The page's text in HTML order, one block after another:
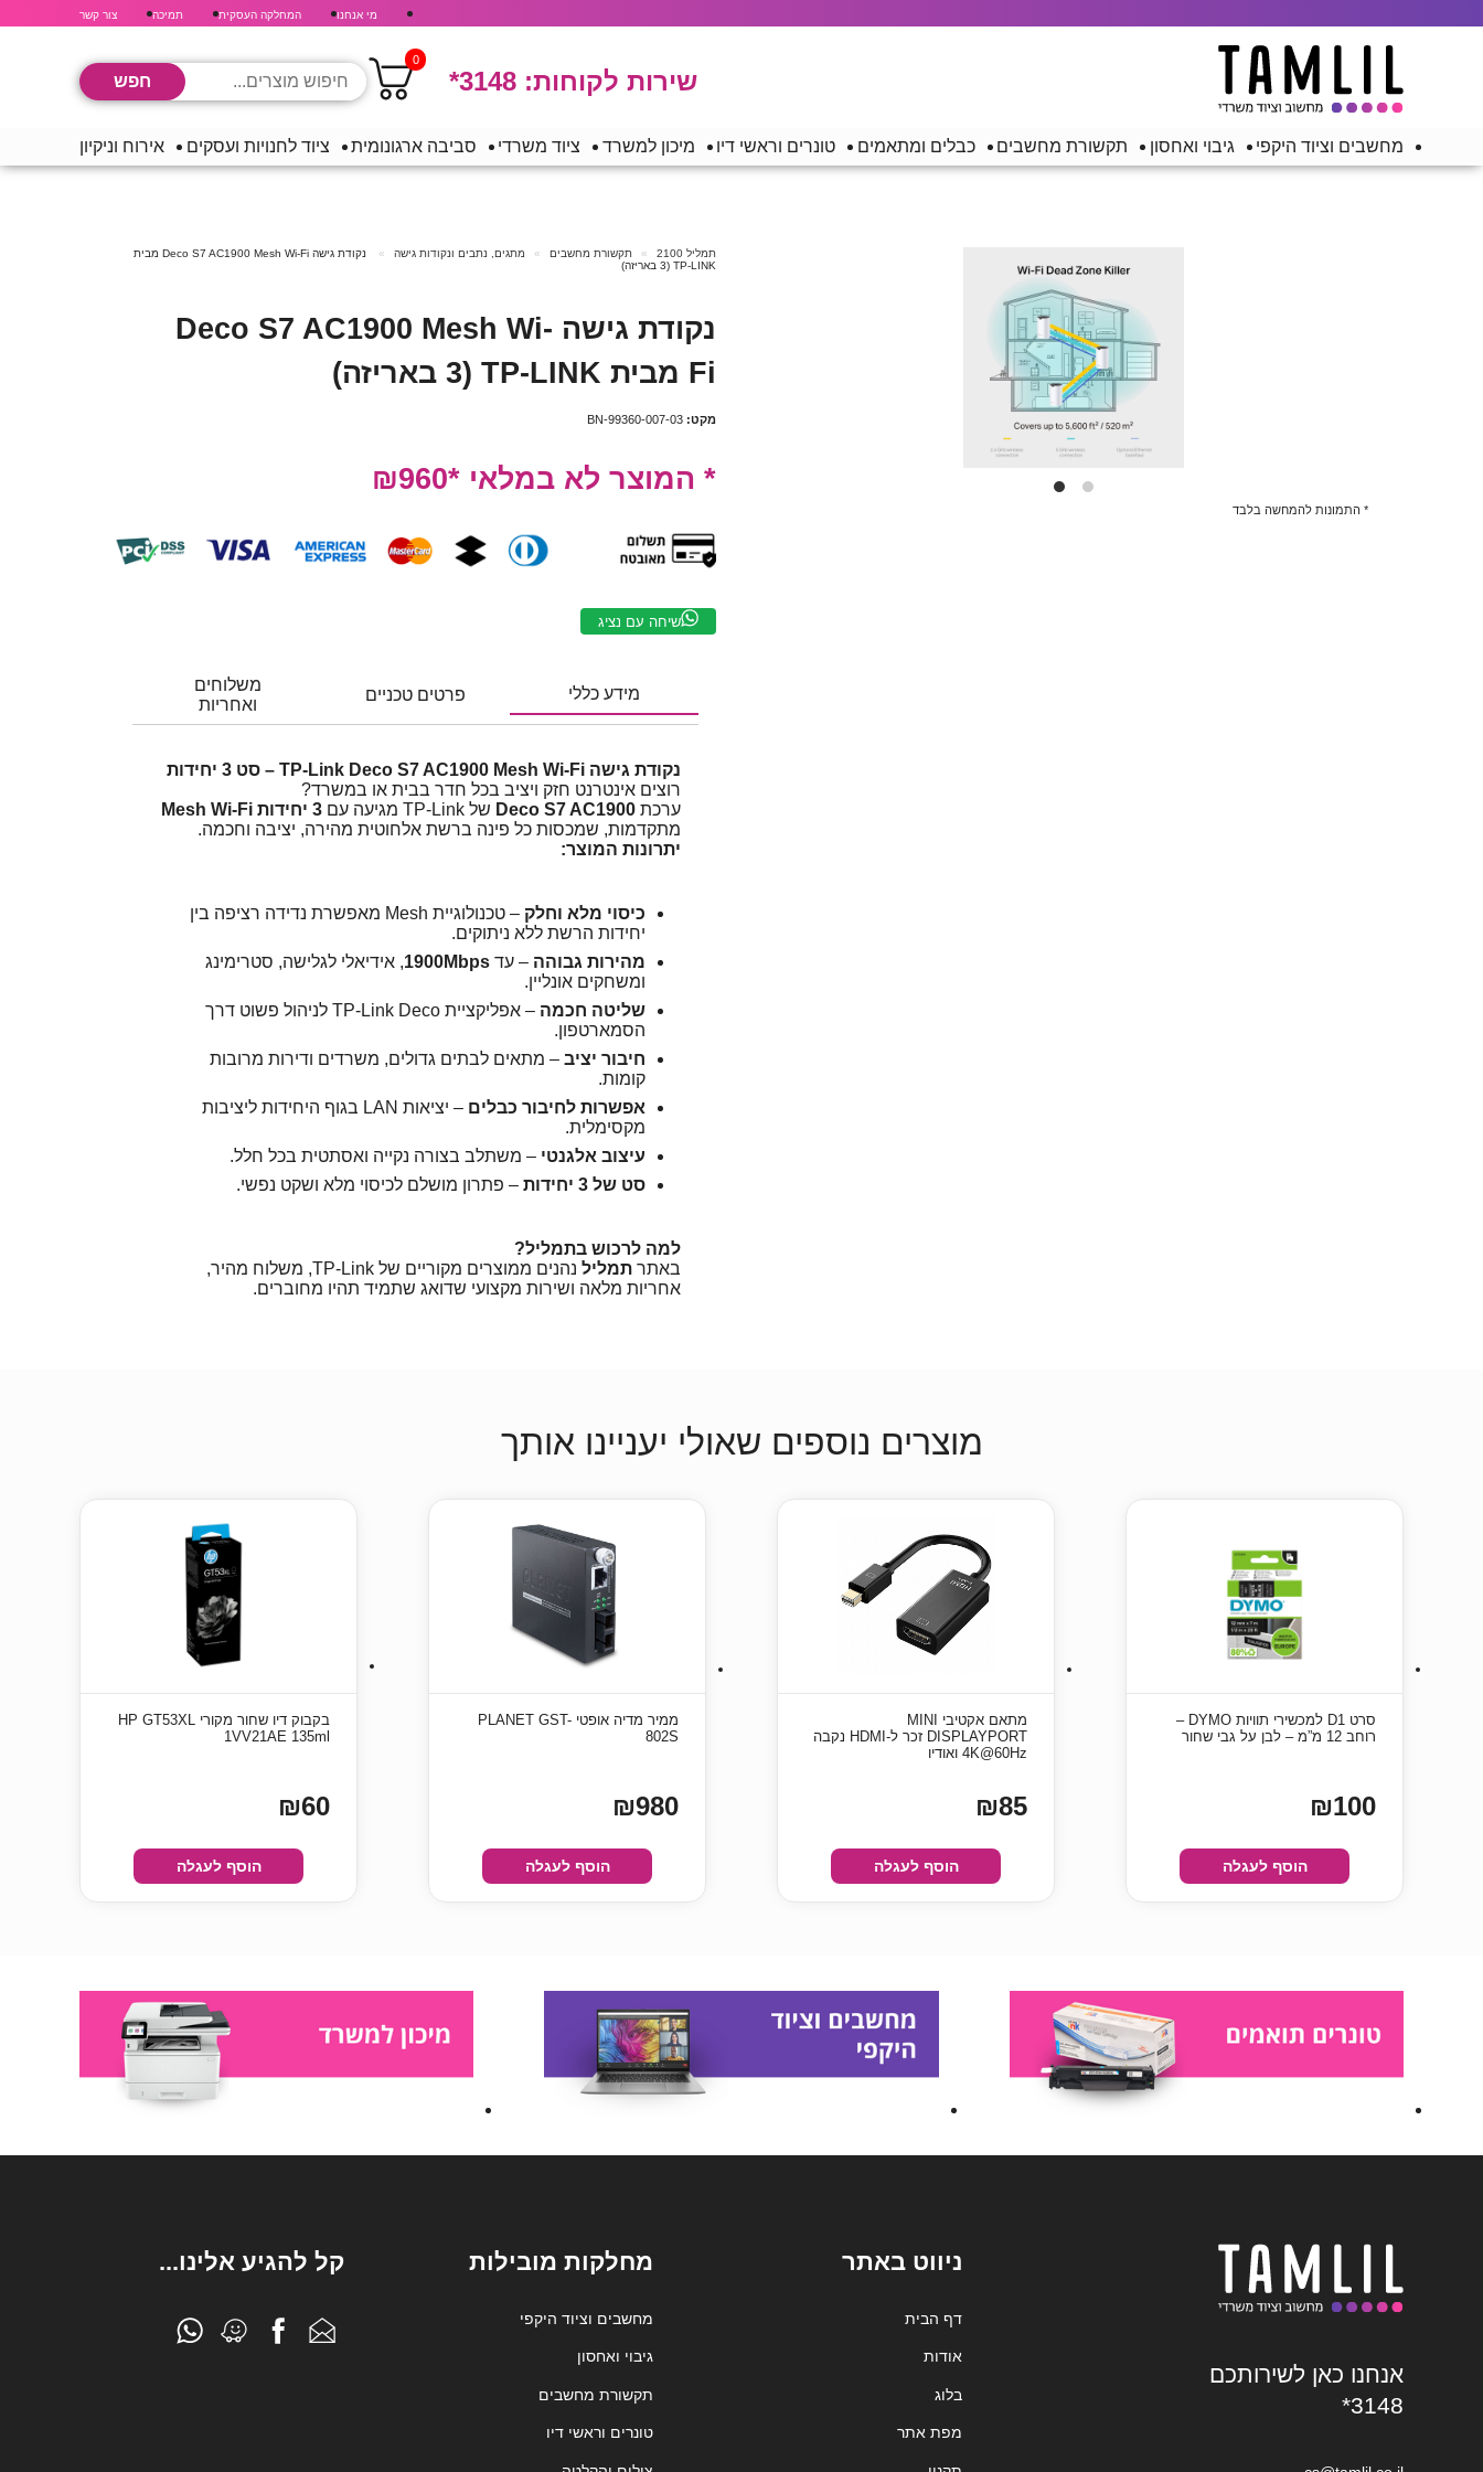
מי אנחנו המחלקה העסקית תמיכה צור קשר
שירות לקוחות: *3148
0
מחשבים וציוד היקפי גיבוי ואחסון תקשורת מחשבים כבלים ומתאמים טונרים וראשי דיו מיכון למשרד ציוד משרדי סביבה ארגונומית ציוד לחנויות ועסקים אירוח וניקיון
* התמונות להמחשה בלבד
תמליל 2100 תקשורת מחשבים מתגים, נתבים ונקודות גישה
נקודת גישה Deco S7 AC1900 Mesh Wi-Fi מבית
TP-LINK (3 באריזה)
נקודת גישה Deco S7 AC1900 Mesh Wi-
Fi מבית TP-LINK (3 באריזה)
מקט: BN-99360-007-03
* המוצר לא במלאי *₪960
שיחה עם נציג
מידע כללי פרטים טכניים
משלוחים
ואחריות
נקודת גישה TP-Link Deco S7 AC1900 Mesh Wi-Fi – סט 3 יחידות
רוצים אינטרנט חזק ויציב בכל חדר בבית או במשרד?
ערכת Deco S7 AC1900 של TP-Link מגיעה עם
3 יחידות Mesh Wi-Fi
מתקדמות, שמכסות כל פינה ברשת אלחוטית מהירה, יציבה וחכמה.
יתרונות המוצר:
כיסוי מלא וחלק
– טכנולוגיית Mesh מאפשרת נדידה רציפה בין
יחידות הרשת ללא ניתוקים.
מהירות גבוהה – עד 1900Mbps, אידיאלי לגלישה, סטרימינג
ומשחקים אונליין.
שליטה חכמה
– אפליקציית TP-Link Deco לניהול פשוט דרך
הסמארטפון.
חיבור יציב– מתאים לבתים גדולים, משרדים ודירות מרובות
קומות.
אפשרות לחיבור כבלים
– יציאות LAN בגוף היחידות ליציבות
מקסימלית.
עיצוב אלגנטי – משתלב בצורה נקייה ואסתטית בכל חלל.
סט של 3 יחידות
– פתרון מושלם לכיסוי מלא ושקט נפשי.
למה לרכוש בתמליל?
באתר תמליל
נהנים ממוצרים מקוריים של TP-Link, משלוח מהיר,
אחריות מלאה ושירות מקצועי שדואג שתמיד תהיו מחוברים.
מוצרים נוספים שאולי יעניינו אותך
סרט D1 למכשירי תוויות DYMO –
רוחב 12 מ”מ – לבן על גבי שחור
₪100
הוסף לעגלה
מתאם אקטיבי MINI
DISPLAYPORT זכר ל-HDMI נקבה
4K@60Hz ואודיו
₪85
הוסף לעגלה
ממיר מדיה אופטי PLANET GST-
802S
₪980
הוסף לעגלה
בקבוק דיו שחור מקורי HP GT53XL
1VV21AE 135ml
₪60
הוסף לעגלה
אנחנו כאן לשירותכם
*3148
ניווט באתר
דף הבית
אודות
בלוג
מפת אתר
מחלקות מובילות
מחשבים וציוד היקפי
גיבוי ואחסון
תקשורת מחשבים
טונרים וראשי דיו
קל להגיע אלינו...